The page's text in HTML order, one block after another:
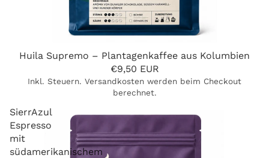
Huila Supremo – Plantagenkaffee aus Kolumbien
€9,50 EUR
Inkl. Steuern. Versandkosten werden beim Checkout
berechnet.
SierrAzul
Espresso
mit
südamerikanischem